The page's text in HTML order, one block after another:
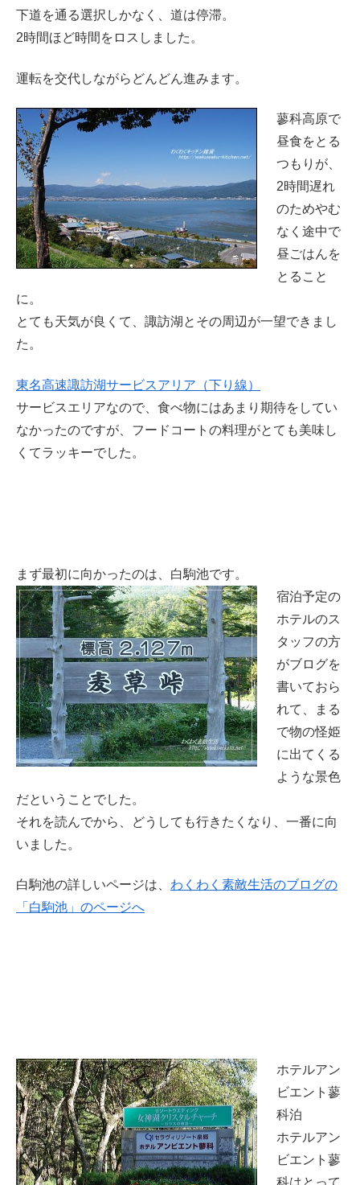
下道を通る選択しかなく、道は停滞。
2時間ほど時間をロスしました。
運転を交代しながらどんどん進みます。
蓼科高原で
昼食をとる
つもりが、
2時間遅れ
のためやむ
なく途中で
昼ごはんを
とること
に。
とても天気が良くて、諏訪湖とその周辺が一望できまし
た。
東名高速諏訪湖サービスアリア（下り線）
サービスエリアなので、食べ物にはあまり期待をしてい
なかったのですが、フードコートの料理がとても美味し
くてラッキーでした。
まず最初に向かったのは、白駒池です。
宿泊予定の
ホテルのス
タッフの方
がブログを
書いておら
れて、まる
で物の怪姫
に出てくる
ような景色
だということでした。
それを読んでから、どうしても行きたくなり、一番に向
いました。
白駒池の詳しいページは、 わくわく素敵生活のブログの
「白駒池」のページへ
ホテルアン
ビエント蓼
科泊
ホテルアン
ビエント蓼
科はとって